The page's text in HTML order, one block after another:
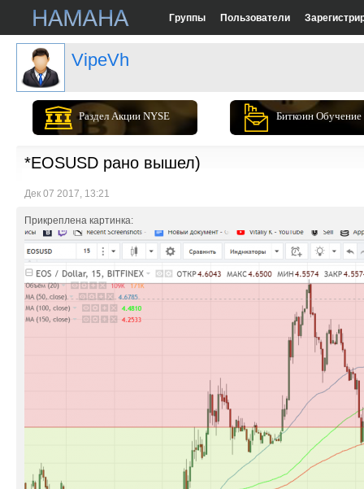
Группы Пользователи
VipeVh
Раздел Акции NYSE Биткоин Обучение
*EOSUSD рано вышел)
Дек 07 2017, 13:21
Прикреплена картинка: